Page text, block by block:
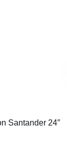
Santander 24″